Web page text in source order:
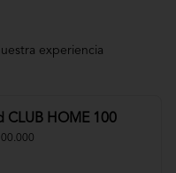
experiencia
CLUB HOME 100